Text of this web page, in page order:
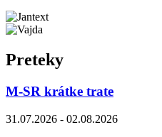
Preteky
M-SR krátke trate
31.07.2026 - 02.08.2026